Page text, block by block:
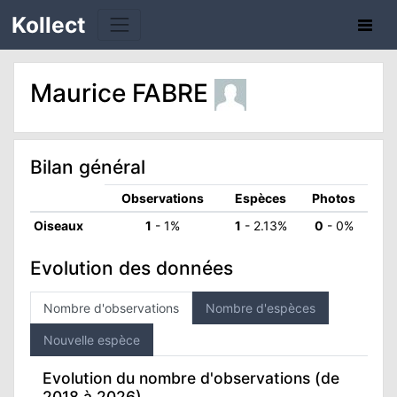
Kollect
Maurice FABRE
Bilan général
Observations Espèces
Photos
Oiseaux
1 - 1% 1 - 2.13% 0 - 0%
Evolution des données
Nombre d'observations Nombre d'espèces
Nouvelle espèce
Evolution du nombre d'observations (de